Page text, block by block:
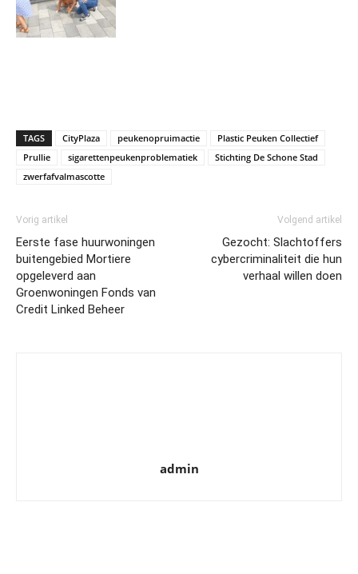
TAGS CityPlaza peukenopruimactie
Plastic Peuken Collectief
Prullie
sigarettenpeukenproblematiek
Stichting De Schone Stad
zwerfafvalmascotte
Vorig artikel
Eerste fase huurwoningen
buitengebied Mortiere
opgeleverd aan
Groenwoningen Fonds van
Credit Linked Beheer
Volgend artikel
Gezocht: Slachtoffers
cybercriminaliteit die hun
verhaal willen doen
admin